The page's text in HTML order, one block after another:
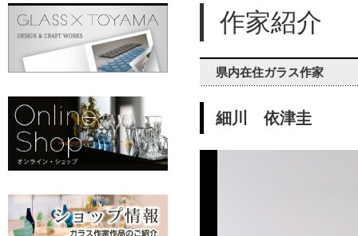
作家紹介
県内在住ガラス作家
細川 依津圭